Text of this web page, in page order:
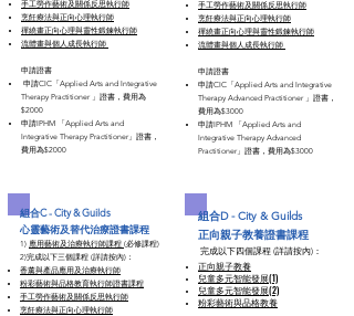
手工勞作藝術及關係反思執行師
烹飪療法與正向心理執行師
禪繞畫正向心理與靈性鍛鍊執行師
流體畫與個人成長執行師 ​
申請證書​​
申請CIC「Applied Arts and Integrative
Therapy Practitioner 」證書，費用為
$2000
申請IPHM 「Applied Arts and
Integrative Therapy Practitioner」證書，
費用為$2000
手工勞作藝術及關係反思執行師
烹飪療法與正向心理執行師
禪繞畫正向心理與靈性鍛鍊執行師
流體畫與個人成長執行師 ​
申請證書​​
​申請CIC「Applied Arts and Integrative
Therapy Advanced Practitioner 」證書，
費用為$3000
申請IPHM 「Applied Arts and
Integrative Therapy Advanced
Practitioner」證書，費用為$3000
組合C -City & Guilds
心靈藝術及替代治療證書課程
1) 應用藝術及治療執行師課程 (必修課程)​
​2)完成以下三個課程 (詳請按內)：
香薰與產品應用及治療執行師
粉彩藝術與品格教育執行師證書課程
手工勞作藝術及關係反思執行師
烹飪療法與正向心理執行師
組合D -City & Guilds
正向親子教養證書課程
完成以下四個課程 (詳請按內)：
​正向親子教養
​兒童多元智能發展(1)​
兒童多元智能發展(2)
​粉彩藝術與品格教養